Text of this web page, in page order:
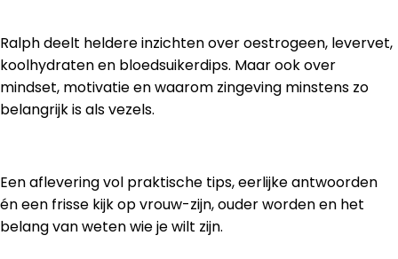
Ralph deelt heldere inzichten over oestrogeen, levervet,
koolhydraten en bloedsuikerdips. Maar ook over
mindset, motivatie en waarom zingeving minstens zo
belangrijk is als vezels.
Een aflevering vol praktische tips, eerlijke antwoorden
én een frisse kijk op vrouw-zijn, ouder worden en het
belang van weten wie je wilt zijn.